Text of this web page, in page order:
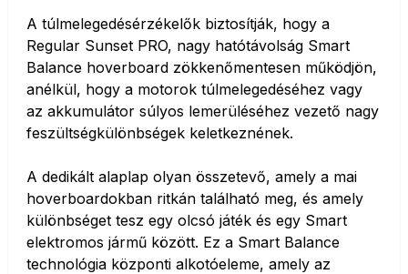
A túlmelegedésérzékelők biztosítják, hogy a
Regular Sunset PRO, nagy hatótávolság Smart
Balance hoverboard zökkenőmentesen működjön,
anélkül, hogy a motorok túlmelegedéséhez vagy
az akkumulátor súlyos lemerüléséhez vezető nagy
feszültségkülönbségek keletkeznének.
A dedikált alaplap olyan összetevő, amely a mai
hoverboardokban ritkán található meg, és amely
különbséget tesz egy olcsó játék és egy Smart
elektromos jármű között. Ez a Smart Balance
technológia központi alkotóeleme, amely az